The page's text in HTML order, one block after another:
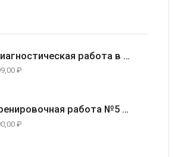
Диагностическая работа в формате ЕГЭ 2026 по Обществознанию 11 класс (задания и ответы) 14.05.2026
₽
Тренировочная работа №5 по русскому языку 9 класс ответы и задания 13.05.2026
₽